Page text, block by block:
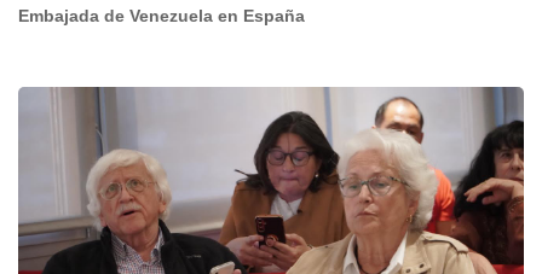
Embajada de Venezuela en España